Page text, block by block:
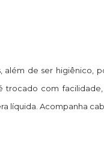
além de ser higiênico,
com
líquida. Acompanha